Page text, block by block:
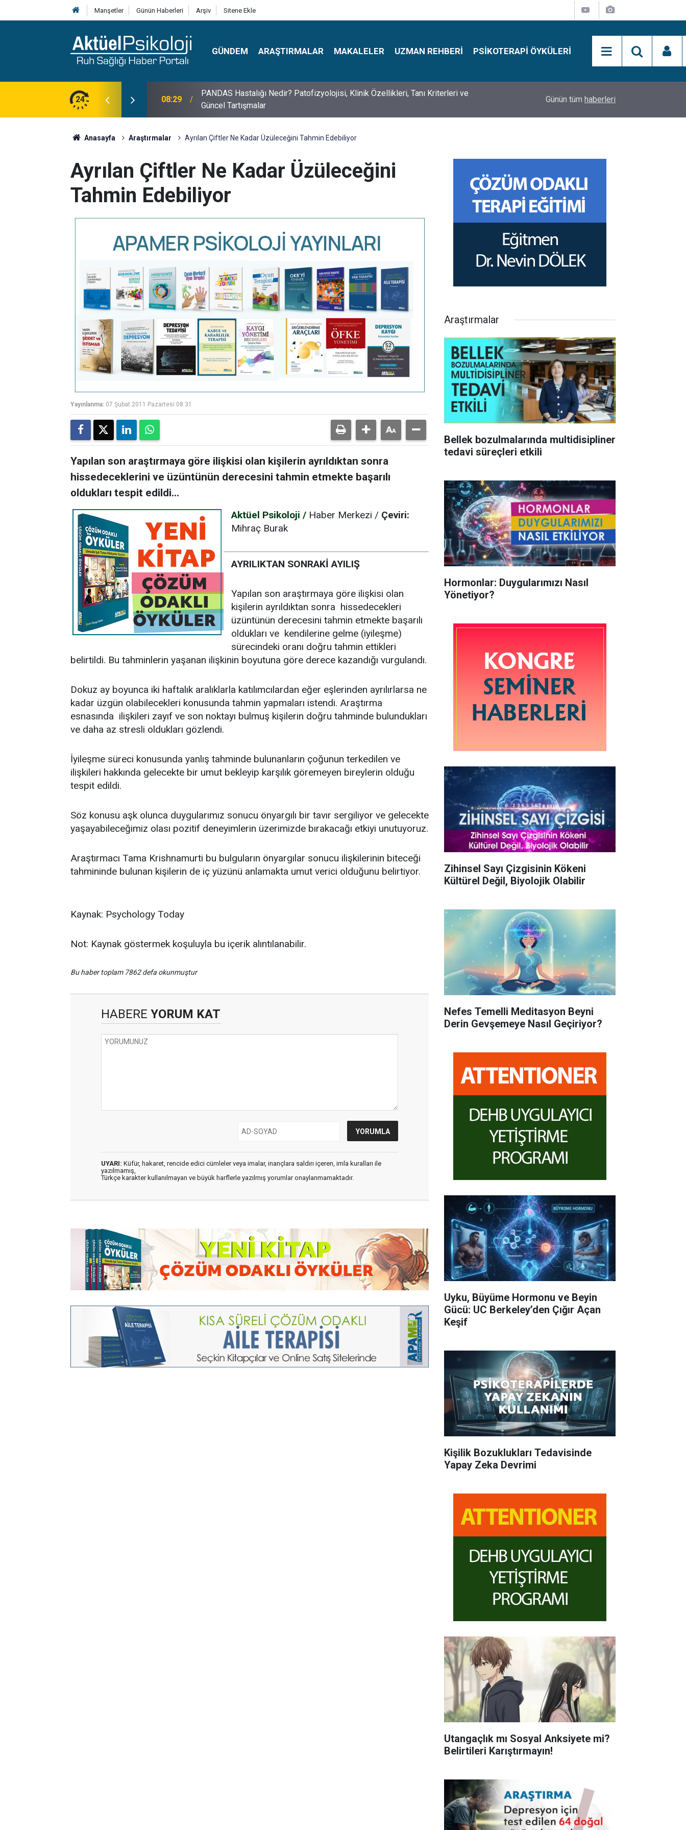
Manşetler Günün Haberleri Arşiv Sitene Ekle
GÜNDEM ARAŞTIRMALAR MAKALELER UZMAN REHBERI PSIKOTERAPI ÖYKÜLERI
24
Klinik Özellikleri, Tanı Kriterleri ve
10:30 10 Mayıs Psikologlar Günü Nasıl Ortaya Çıktı? 10 Mayıs Tarihinin Hikayesi Simon Says Dikkat Programı Nedir?
Günün tüm haberleri
Anasayfa Araştırmalar Ayrılan Çiftler Ne Kadar Üzüleceğini Tahmin Edebiliyor
Ayrılan Çiftler Ne Kadar Üzüleceğini
Tahmin Edebiliyor
Yayınlanma: 07 Şubat 2011 Pazartesi 08:31
Yapılan son araştırmaya göre ilişkisi olan kişilerin ayrıldıktan sonra
hissedeceklerini ve üzüntünün derecesini tahmin etmekte başarılı
oldukları tespit edildi...
Aktüel Psikoloji / Haber Merkezi / Çeviri:
Mihraç Burak
AYRILIKTAN SONRAKİ AYILIŞ
Yapılan son araştırmaya göre ilişkisi olan
kişilerin ayrıldıktan sonra hissedecekleri
üzüntünün derecesini tahmin etmekte başarılı
oldukları ve kendilerine gelme (iyileşme)
sürecindeki oranı doğru tahmin ettikleri
belirtildi. Bu tahminlerin yaşanan ilişkinin boyutuna göre derece kazandığı vurgulandı.
Dokuz ay boyunca iki haftalık aralıklarla katılımcılardan eğer eşlerinden ayrılırlarsa ne
kadar üzgün olabilecekleri konusunda tahmin yapmaları istendi. Araştırma
esnasında ilişkileri zayıf ve son noktayı bulmuş kişilerin doğru tahminde bulundukları
ve daha az stresli oldukları gözlendi.
İyileşme süreci konusunda yanlış tahminde bulunanların çoğunun terkedilen ve
ilişkileri hakkında gelecekte bir umut bekleyip karşılık göremeyen bireylerin olduğu
tespit edildi.
Söz konusu aşk olunca duygularımız sonucu önyargılı bir tavır sergiliyor ve gelecekte
yaşayabileceğimiz olası pozitif deneyimlerin üzerimizde bırakacağı etkiyi unutuyoruz.
Araştırmacı Tama Krishnamurti bu bulguların önyargılar sonucu ilişkilerinin biteceği
tahmininde bulunan kişilerin de iç yüzünü anlamakta umut verici olduğunu belirtiyor.
Kaynak: Psychology Today
Not: Kaynak göstermek koşuluyla bu içerik alıntılanabilir.
Bu haber toplam 7862 defa okunmuştur
HABERE YORUM KAT
UYARI: Küfür, hakaret, rencide edici cümleler veya imalar, inançlara saldırı içeren, imla kuralları ile
yazılmamış,
Türkçe karakter kullanılmayan ve büyük harflerle yazılmış yorumlar onaylanmamaktadır.
Araştırmalar
Bellek bozulmalarında multidisipliner
tedavi süreçleri etkili
Hormonlar: Duygularımızı Nasıl
Yönetiyor?
Zihinsel Sayı Çizgisinin Kökeni
Kültürel Değil, Biyolojik Olabilir
Nefes Temelli Meditasyon Beyni
Derin Gevşemeye Nasıl Geçiriyor?
Uyku, Büyüme Hormonu ve Beyin
Gücü: UC Berkeley’den Çığır Açan
Keşif
Kişilik Bozuklukları Tedavisinde
Yapay Zeka Devrimi
Utangaçlık mı Sosyal Anksiyete mi?
Belirtileri Karıştırmayın!